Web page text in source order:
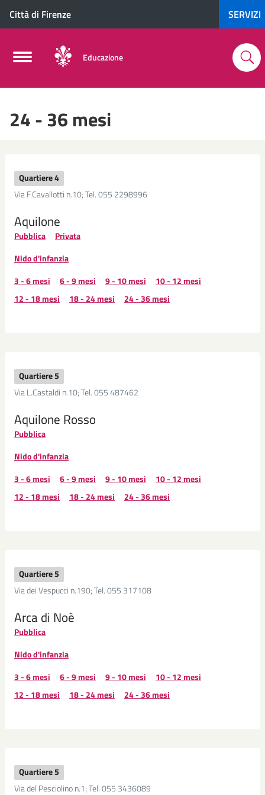
Città di Firenze SERVIZI
Educazione
24 - 36 mesi
Quartiere 4
Via F.Cavallotti n.10; Tel. 055 2298996
Aquilone
Pubblica
Privata
Nido d'infanzia
3 - 6 mesi
6 - 9 mesi 9 - 10 mesi
10 - 12 mesi
12 - 18 mesi
18 - 24 mesi 24 - 36 mesi
Quartiere 5
Via L.Castaldi n.10; Tel. 055 487462
Aquilone Rosso
Pubblica
Nido d'infanzia
3 - 6 mesi
6 - 9 mesi 9 - 10 mesi
10 - 12 mesi
12 - 18 mesi
18 - 24 mesi 24 - 36 mesi
Quartiere 5
Via dei Vespucci n.190; Tel. 055 317108
Arca di Noè
Pubblica
Nido d'infanzia
3 - 6 mesi
6 - 9 mesi 9 - 10 mesi
10 - 12 mesi
12 - 18 mesi
18 - 24 mesi 24 - 36 mesi
Quartiere 5
Via del Pesciolino n.1; Tel. 055 3436089